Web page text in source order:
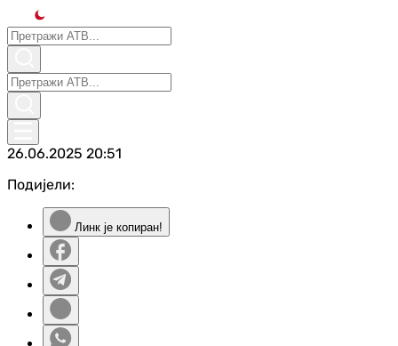
26.06.2025 20:51
Подијели:
Линк је копиран!